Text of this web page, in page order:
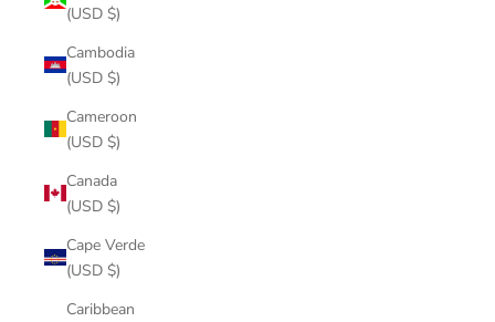
(USD $)
Cambodia
(USD $)
Cameroon
(USD $)
Canada
(USD $)
Cape Verde
(USD $)
Caribbean